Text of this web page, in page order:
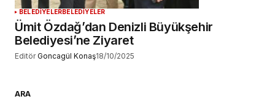
BELEDİYELERBELEDİYELER
Ümit Özdağ’dan Denizli Büyükşehir
Belediyesi’ne Ziyaret
Editör Goncagül Konaş18/10/2025
ARA